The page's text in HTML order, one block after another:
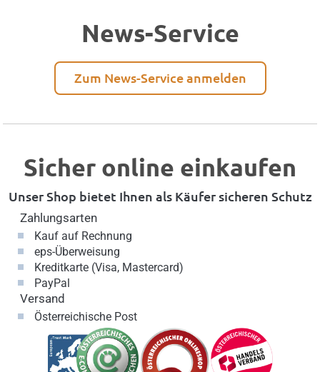
News-Service
Zum News-Service anmelden
Sicher online einkaufen
Unser Shop bietet Ihnen als Käufer sicheren Schutz
Zahlungsarten
Kauf auf Rechnung
eps-Überweisung
Kreditkarte (Visa, Mastercard)
PayPal
Versand
Österreichische Post